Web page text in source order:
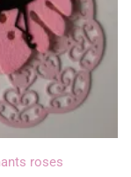
roses